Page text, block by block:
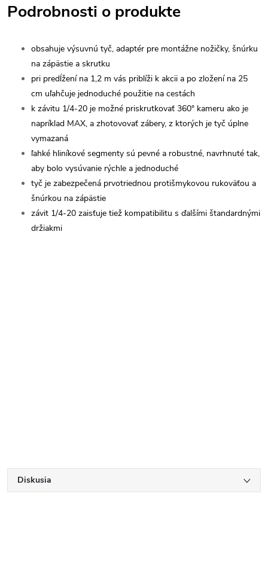
Podrobnosti o produkte
obsahuje výsuvnú tyč, adaptér pre montážne nožičky, šnúrku
na zápästie a skrutku
pri predĺžení na 1,2 m vás priblíži k akcii a po zložení na 25
cm uľahčuje jednoduché použitie na cestách
k závitu 1/4-20 je možné priskrutkovať 360° kameru ako je
napríklad MAX, a zhotovovať zábery, z ktorých je tyč úplne
vymazaná
ľahké hliníkové segmenty sú pevné a robustné, navrhnuté tak,
aby bolo vysúvanie rýchle a jednoduché
tyč je zabezpečená prvotriednou protišmykovou rukoväťou a
šnúrkou na zápästie
závit 1/4-20 zaisťuje tiež kompatibilitu s ďalšími štandardnými
držiakmi
Diskusia